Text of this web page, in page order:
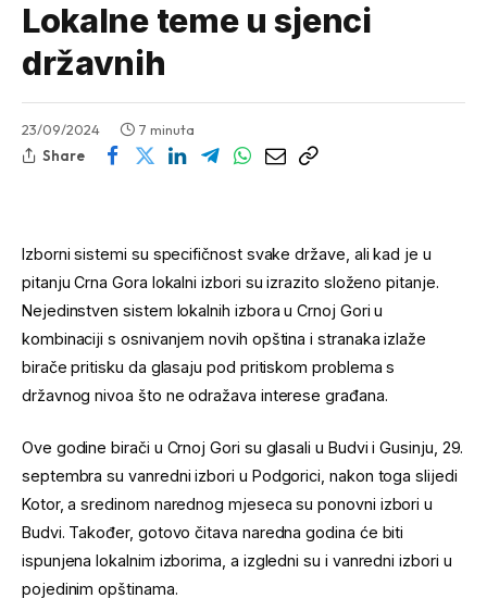
Lokalne teme u sjenci
državnih
23/09/2024
7 minuta
Share
Izborni sistemi su specifičnost svake države, ali kad je u
pitanju Crna Gora lokalni izbori su izrazito složeno pitanje.
Nejedinstven sistem lokalnih izbora u Crnoj Gori u
kombinaciji s osnivanjem novih opština i stranaka izlaže
birače pritisku da glasaju pod pritiskom problema s
državnog nivoa što ne odražava interese građana.
Ove godine birači u Crnoj Gori su glasali u Budvi i Gusinju, 29.
septembra su vanredni izbori u Podgorici, nakon toga slijedi
Kotor, a sredinom narednog mjeseca su ponovni izbori u
Budvi. Također, gotovo čitava naredna godina će biti
ispunjena lokalnim izborima, a izgledni su i vanredni izbori u
pojedinim opštinama.